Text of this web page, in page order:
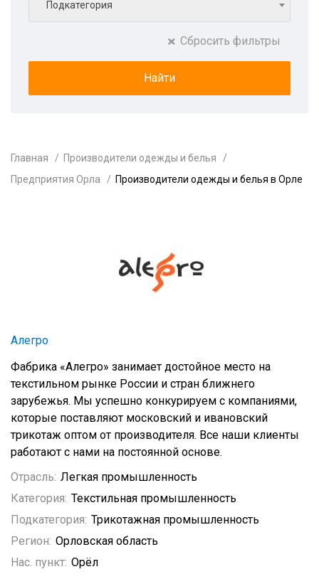
Подкатегория
Сбросить фильтры
Главная
Производители одежды и белья
Предприятия Орла
Производители одежды и белья в Орле
Алегро
Фабрика «Алегро» занимает достойное место на
текстильном рынке России и стран ближнего
зарубежья. Мы успешно конкурируем с компаниями,
которые поставляют московский и ивановский
трикотаж оптом от производителя. Все наши клиенты
работают с нами на постоянной основе.
Отрасль: Легкая промышленность
Категория: Текстильная промышленность
Подкатегория: Трикотажная промышленность
Регион: Орловская область
Нас. пункт: Орёл